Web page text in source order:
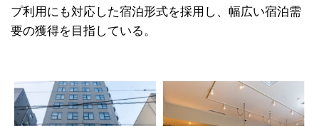
プ利用にも対応した宿泊形式を採用し、幅広い宿泊需
要の獲得を目指している。